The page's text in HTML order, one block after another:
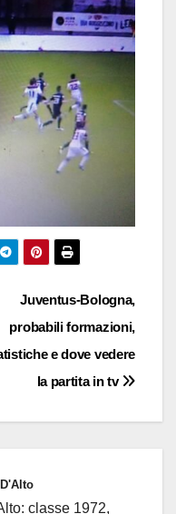
Juventus-Bologna,
probabili formazioni,
e dove vedere
la partita in tv
classe 1972,